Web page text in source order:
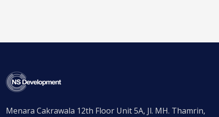
Menara Cakrawala 12th Floor Unit 5A, Jl. MH. Thamrin,